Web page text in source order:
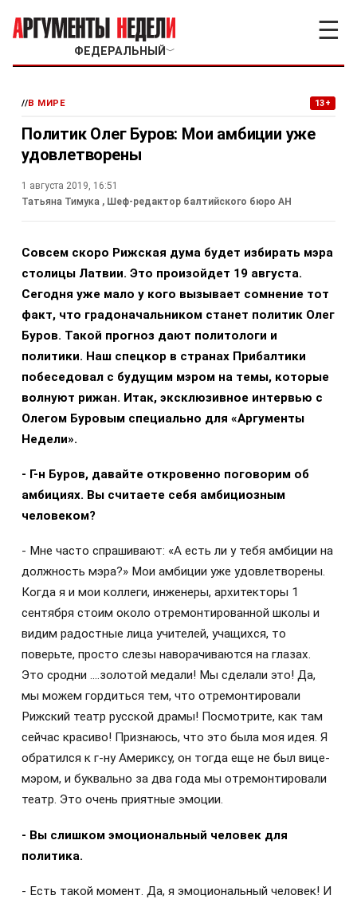
ФЕДЕРАЛЬНЫЙ ﹀
☰
//В МИРЕ 13+
Политик Олег Буров: Мои амбиции уже
удовлетворены
1 августа 2019, 16:51
Татьяна Тимука , Шеф-редактор балтийского бюро АН
Совсем скоро Рижская дума будет избирать мэра
столицы Латвии. Это произойдет 19 августа.
Сегодня уже мало у кого вызывает сомнение тот
факт, что градоначальником станет политик Олег
Буров. Такой прогноз дают политологи и
политики. Наш спецкор в странах Прибалтики
побеседовал с будущим мэром на темы, которые
волнуют рижан. Итак, эксклюзивное интервью с
Олегом Буровым специально для «Аргументы
Недели».
- Г-н Буров, давайте откровенно поговорим об
амбициях. Вы считаете себя амбициозным
человеком?
- Мне часто спрашивают: «А есть ли у тебя амбиции на
должность мэра?» Мои амбиции уже удовлетворены.
Когда я и мои коллеги, инженеры, архитекторы 1
сентября стоим около отремонтированной школы и
видим радостные лица учителей, учащихся, то
поверьте, просто слезы наворачиваются на глазах.
Это сродни ….золотой медали! Мы сделали это! Да,
мы можем гордиться тем, что отремонтировали
Рижский театр русской драмы! Посмотрите, как там
сейчас красиво! Признаюсь, что это была моя идея. Я
обратился к г-ну Америксу, он тогда еще не был вице-
мэром, и буквально за два года мы отремонтировали
театр. Это очень приятные эмоции.
- Вы слишком эмоциональный человек для
политика.
- Есть такой момент. Да, я эмоциональный человек! И